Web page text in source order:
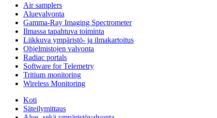
Air samplers
Aluevalvonta
Gamma-Ray Imaging Spectrometer
Ilmassa tapahtuva toiminta
Liikkuva ympäristö- ja ilmakartoitus
Ohjelmistojen valvonta
Radiac portals
Software for Telemetry
Tritium monitoring
Wireless Monitoring
Koti
Säteilymittaus